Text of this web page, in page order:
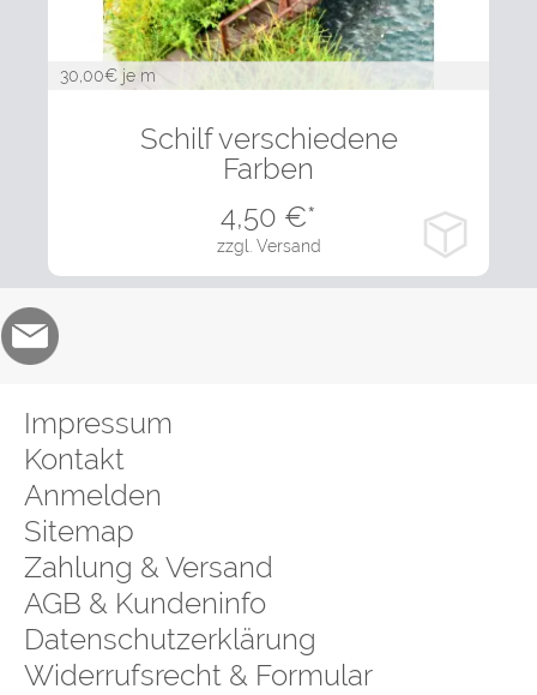
30,00€ je m
Schilf verschiedene
Farben
zzgl. Versand
4,50 €*
Impressum
Kontakt
Anmelden
Sitemap
Zahlung & Versand
AGB & Kundeninfo
Datenschutzerklärung
Widerrufsrecht & Formular